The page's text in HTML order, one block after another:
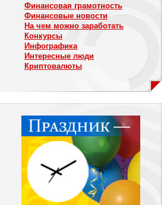
Финансовая грамотность
Финансовые новости
На чем можно заработать
Конкурсы
Инфографика
Интересные люди
Криптовалюты